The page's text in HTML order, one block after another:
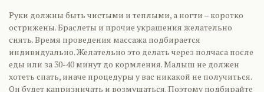
Руки должны быть чистыми и теплыми, а ногти – коротко
острижены. Браслеты и прочие украшения желательно
снять. Время проведения массажа подбирается
индивидуально. Желательно это делать через полчаса после
еды или за 30-40 минут до кормления. Малыш не должен
хотеть спать, иначе процедуры у вас никакой не получиться.
Он будет капризничать и возмущаться. Поэтому подбирайте